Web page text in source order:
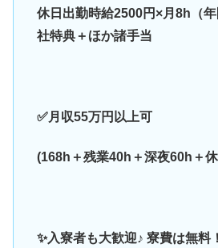
休日出勤時給2500円×月8h（
社特典＋ほか諸手当
✅月収55万円以上可
(168h＋残業40h＋深夜60h＋休
✨入寮者も大歓迎♪ 寮費は無料